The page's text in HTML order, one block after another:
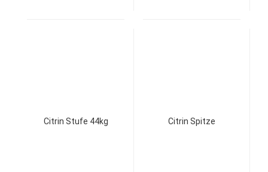
Citrin Stufe 44kg Citrin Spitze